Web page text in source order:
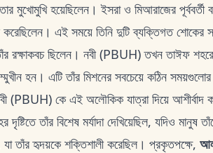
মুখোমুখি হয়েছিলেন। ইসরা ও মিআরাজের
এই সময়ে তিনি দুটি ব্যক্তিগত শোকের
রক্ষাকবচ ছিলেন। নবী (PBUH) তখন তাঈফ শহরে
হন। এটি তাঁর মিশনের সবচেয়ে কঠিন
(PBUH) কে এই অলৌকিক যাত্রা দিয়ে আশীর্বাদ
তাঁর বিশেষ মর্যাদা দেখিয়েছিল, যদিও
তাঁর হৃদয়কে শক্তিশালী করেছিল। প্রকৃতপক্ষে,